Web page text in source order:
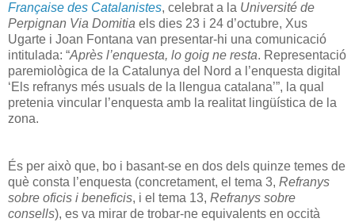
Française des Catalanistes, celebrat a la Université de
Perpignan Via Domitia els dies 23 i 24 d’octubre, Xus
Ugarte i Joan Fontana van presentar-hi una comunicació
intitulada: “Après l’enquesta, lo goig ne resta. Representació
paremiològica de la Catalunya del Nord a l’enquesta digital
‘Els refranys més usuals de la llengua catalana’”, la qual
pretenia vincular l’enquesta amb la realitat lingüística de la
zona.
És per això que, bo i basant-se en dos dels quinze temes de
què consta l’enquesta (concretament, el tema 3, Refranys
sobre oficis i beneficis, i el tema 13, Refranys sobre
consells), es va mirar de trobar-ne equivalents en occità